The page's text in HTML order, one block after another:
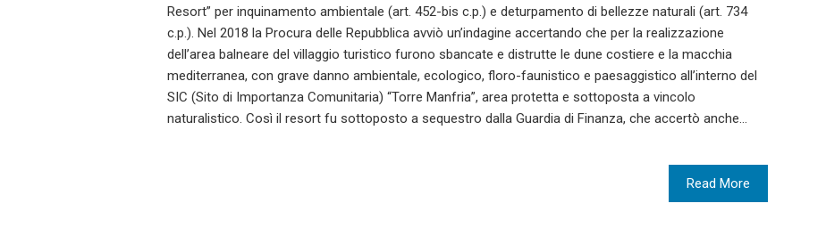
Resort” per inquinamento ambientale (art. 452-bis c.p.) e deturpamento di bellezze naturali (art. 734
c.p.). Nel 2018 la Procura delle Repubblica avviò un’indagine accertando che per la realizzazione
dell’area balneare del villaggio turistico furono sbancate e distrutte le dune costiere e la macchia
mediterranea, con grave danno ambientale, ecologico, floro-faunistico e paesaggistico all’interno del
SIC (Sito di Importanza Comunitaria) “Torre Manfria”, area protetta e sottoposta a vincolo
naturalistico. Così il resort fu sottoposto a sequestro dalla Guardia di Finanza, che accertò anche…
Read More